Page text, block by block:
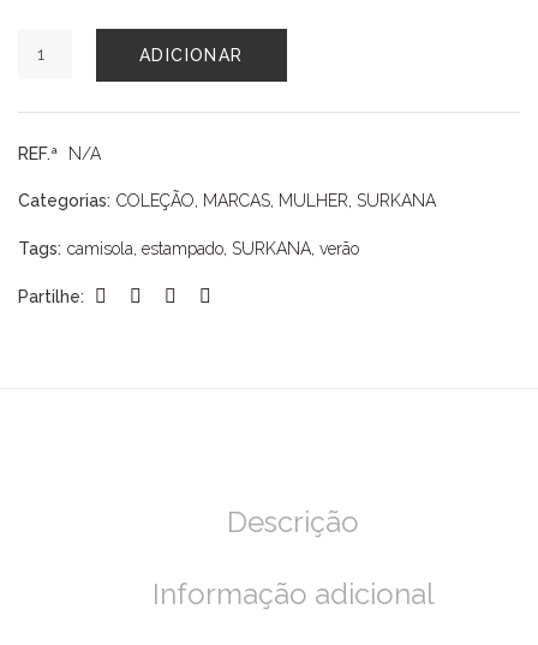
de
SURKANA
ADICIONAR
REF.ª N/A
Categorias: COLEÇÃO, MARCAS, MULHER, SURKANA
Tags: camisola, estampado, SURKANA, verão
Partilhe:
Descrição
Informação adicional